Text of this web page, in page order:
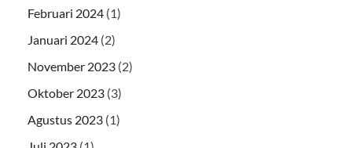
Februari 2024 (1)
Januari 2024 (2)
November 2023 (2)
Oktober 2023 (3)
Agustus 2023 (1)